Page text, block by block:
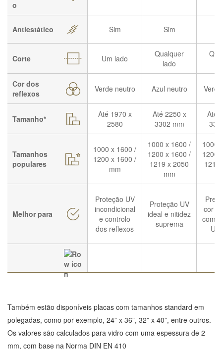
o
Antiestático Sim Sim
Corte Um lado
Qualquer
lado
Cor dos
reflexos
Verde neutro Azul neutro
Tamanho*
Até 1970 x
2580
Até 2250 x
3302 mm
Até
Tamanhos
populares
1000 x 1600 /
1200 x 1600 /
mm
1000 x 1600 /
1200 x 1600 /
1219 x 2050
mm
1000
1200
Melhor para
Proteção UV
incondicional
e controlo
dos reflexos
Proteção UV
ideal e nitidez
suprema
cor e
com
Também estão disponíveis placas com tamanhos standard em
polegadas, como por exemplo, 24” x 36”, 32” x 40”, entre outros.
Os valores são calculados para vidro com uma espessura de 2
mm, com base na Norma DIN EN 410